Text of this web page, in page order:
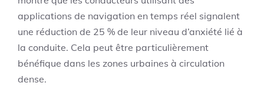
applications de navigation en temps réel signalent
une réduction de 25 % de leur niveau d’anxiété lié à
la conduite. Cela peut être particulièrement
bénéfique dans les zones urbaines à circulation
dense.